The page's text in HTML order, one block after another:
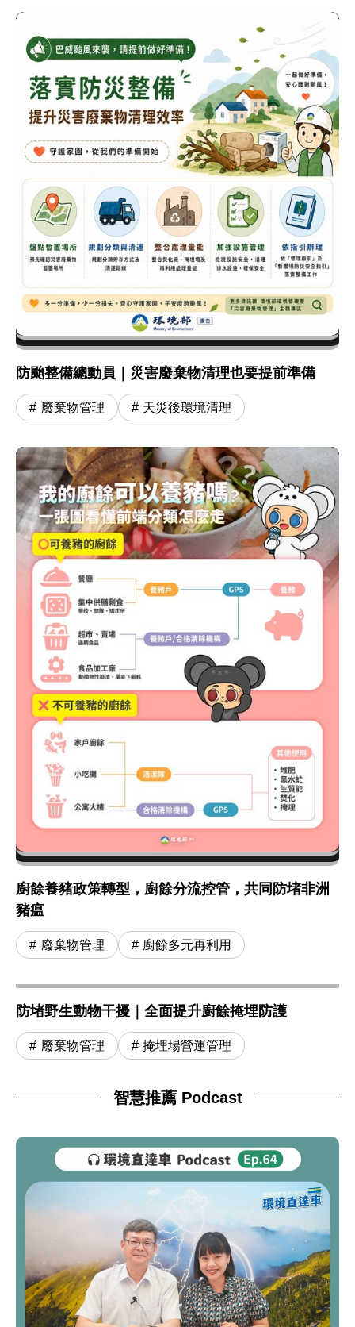
防颱整備總動員｜災害廢棄物清理也要提前準備
廢棄物管理 天災後環境清理
廚餘養豬政策轉型，廚餘分流控管，共同防堵非洲
豬瘟
廢棄物管理 廚餘多元再利用
防堵野生動物干擾｜全面提升廚餘掩埋防護
廢棄物管理 掩埋場營運管理
智慧推薦 Podcast